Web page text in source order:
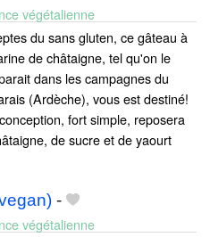
végétalienne
du sans gluten, ce gâteau à
de châtaigne, tel qu'on le
dans les campagnes du
(Ardèche), vous est destiné!
fort simple, reposera
de sucre et de yaourt
-
végétalienne